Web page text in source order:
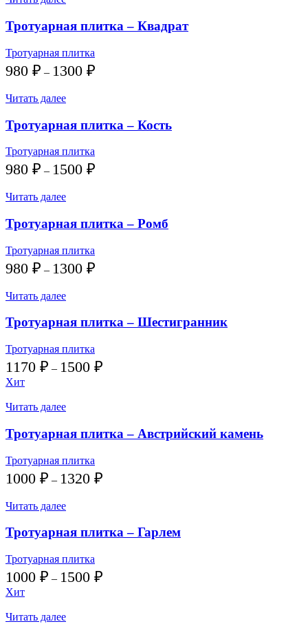
Тротуарная плитка – Квадрат
Тротуарная плитка
980 ₽ – 1300 ₽
Читать далее
Тротуарная плитка – Кость
Тротуарная плитка
980 ₽ – 1500 ₽
Читать далее
Тротуарная плитка – Ромб
Тротуарная плитка
980 ₽ – 1300 ₽
Читать далее
Тротуарная плитка – Шестигранник
Тротуарная плитка
1170 ₽ – 1500 ₽
Хит
Читать далее
Тротуарная плитка – Австрийский камень
Тротуарная плитка
1000 ₽ – 1320 ₽
Читать далее
Тротуарная плитка – Гарлем
Тротуарная плитка
1000 ₽ – 1500 ₽
Хит
Читать далее